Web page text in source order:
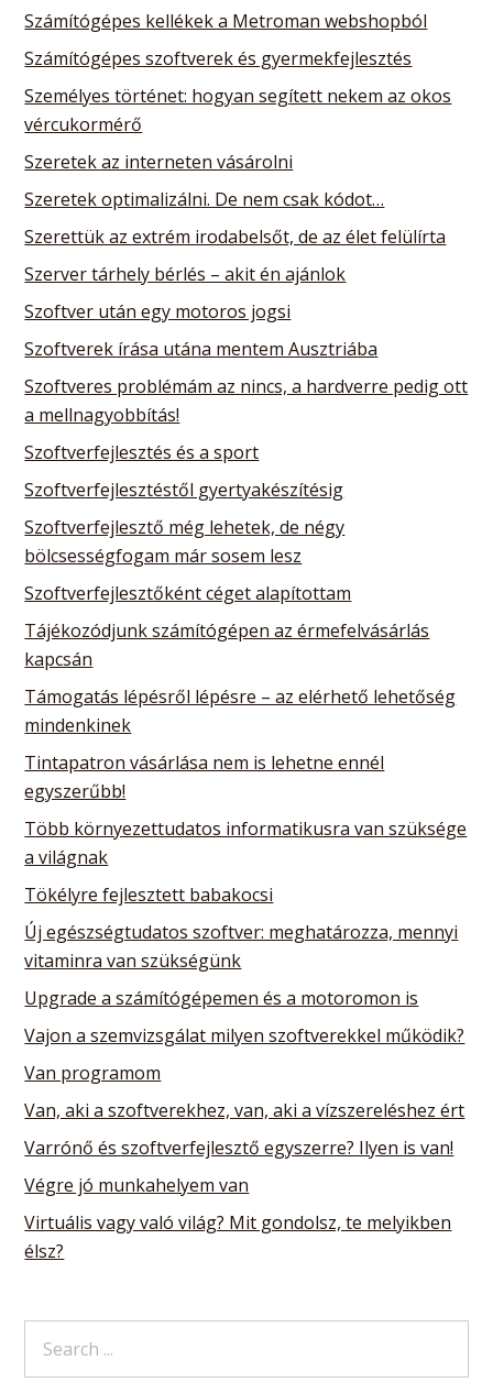
Számítógépes kellékek a Metroman webshopból
Számítógépes szoftverek és gyermekfejlesztés
Személyes történet: hogyan segített nekem az okos
vércukormérő
Szeretek az interneten vásárolni
Szeretek optimalizálni. De nem csak kódot…
Szerettük az extrém irodabelsőt, de az élet felülírta
Szerver tárhely bérlés – akit én ajánlok
Szoftver után egy motoros jogsi
Szoftverek írása utána mentem Ausztriába
Szoftveres problémám az nincs, a hardverre pedig ott
a mellnagyobbítás!
Szoftverfejlesztés és a sport
Szoftverfejlesztéstől gyertyakészítésig
Szoftverfejlesztő még lehetek, de négy
bölcsességfogam már sosem lesz
Szoftverfejlesztőként céget alapítottam
Tájékozódjunk számítógépen az érmefelvásárlás
kapcsán
Támogatás lépésről lépésre – az elérhető lehetőség
mindenkinek
Tintapatron vásárlása nem is lehetne ennél
egyszerűbb!
Több környezettudatos informatikusra van szüksége
a világnak
Tökélyre fejlesztett babakocsi
Új egészségtudatos szoftver: meghatározza, mennyi
vitaminra van szükségünk
Upgrade a számítógépemen és a motoromon is
Vajon a szemvizsgálat milyen szoftverekkel működik?
Van programom
Van, aki a szoftverekhez, van, aki a vízszereléshez ért
Varrónő és szoftverfejlesztő egyszerre? Ilyen is van!
Végre jó munkahelyem van
Virtuális vagy való világ? Mit gondolsz, te melyikben
élsz?